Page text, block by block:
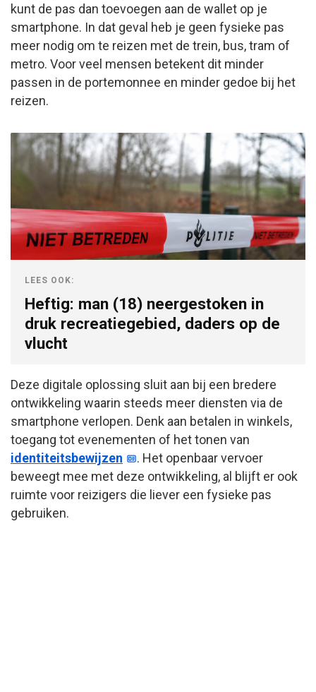
kunt de pas dan toevoegen aan de wallet op je
smartphone. In dat geval heb je geen fysieke pas
meer nodig om te reizen met de trein, bus, tram of
metro. Voor veel mensen betekent dit minder
passen in de portemonnee en minder gedoe bij het
reizen.
LEES OOK:
Heftig: man (18) neergestoken in
druk recreatiegebied, daders op de
vlucht
Deze digitale oplossing sluit aan bij een bredere
ontwikkeling waarin steeds meer diensten via de
smartphone verlopen. Denk aan betalen in winkels,
toegang tot evenementen of het tonen van
identiteitsbewijzen
. Het openbaar vervoer
beweegt mee met deze ontwikkeling, al blijft er ook
ruimte voor reizigers die liever een fysieke pas
gebruiken.